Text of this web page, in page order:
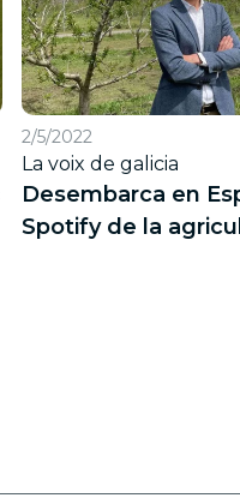
2/5/2022
La voix de galicia
Desembarca en
Spotify de la